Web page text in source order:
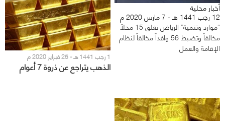
أخبار محلية
12 رجب 1441 هـ - 7 مارس 2020 م
“موارد وتنمية” الرياض تغلق 15 محلاً
مخالفاً وتضبط 56 وافداً مخالفاً لنظام
الإقامة والعمل
1 رجب 1441 هـ - 25 فبراير 2020 م
الذهب يتراجع عن ذروة 7 أعوام